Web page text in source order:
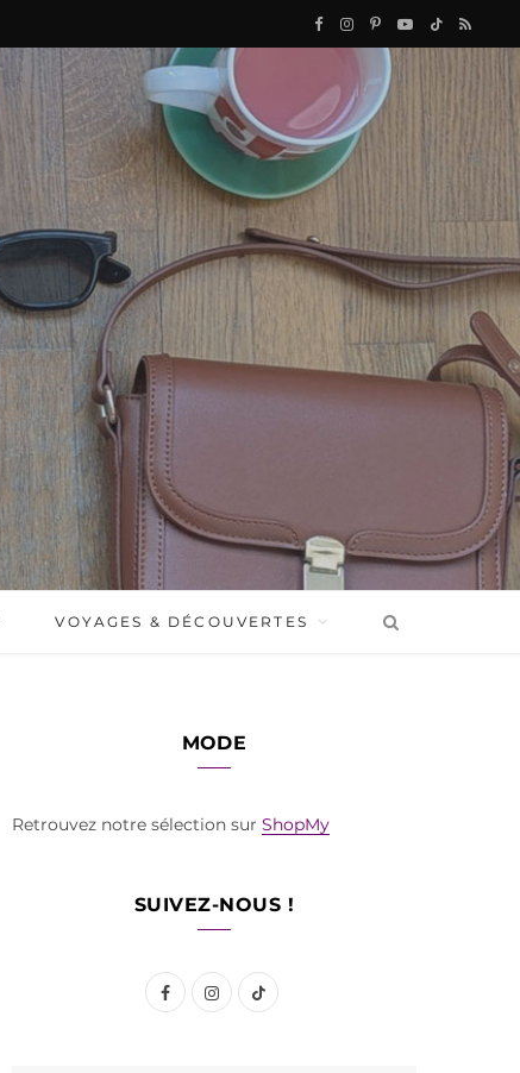
F
c
o
k
I
s
g
a
P
r
Y
b
e
T
k
R
VOYAGES & DÉCOUVERTES
MODE
Retrouvez notre sélection sur ShopMy
SUIVEZ-NOUS !
F
I
T